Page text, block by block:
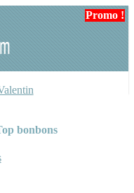
bonbons
Promo !